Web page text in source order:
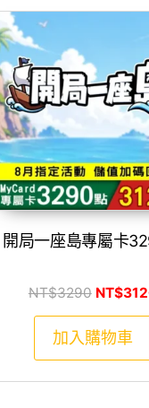
。
開局一座島專屬卡
NT$3290 原始價
NT$
加入購物車